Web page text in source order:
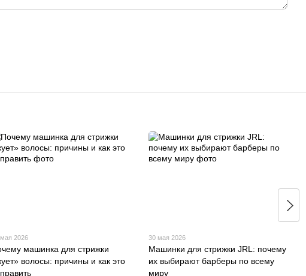
2026
машинка для стрижки
волосы: причины и как это
30 мая 2026
Машинки для стрижки JRL: почему
их выбирают барберы по всему
миру